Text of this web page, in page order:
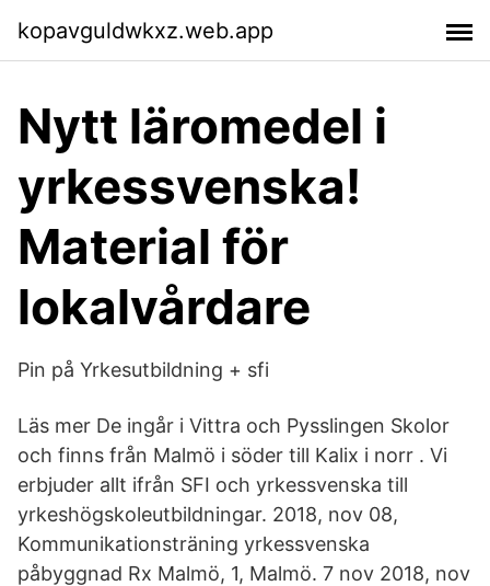
kopavguldwkxz.web.app
Nytt läromedel i
yrkessvenska!
Material för
lokalvårdare
Pin på Yrkesutbildning + sfi
Läs mer De ingår i Vittra och Pysslingen Skolor
och finns från Malmö i söder till Kalix i norr . Vi
erbjuder allt ifrån SFI och yrkessvenska till
yrkeshögskoleutbildningar. 2018, nov 08,
Kommunikationsträning yrkessvenska
påbyggnad Rx Malmö, 1, Malmö. 7 nov 2018, nov